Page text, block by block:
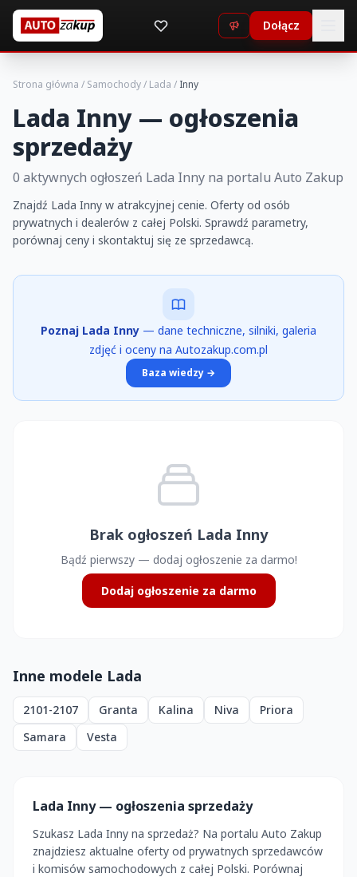
Dołącz
Strona główna / Samochody/ Lada / Inny
Lada Inny — ogłoszenia
sprzedaży
0 aktywnych ogłoszeń Lada Inny na portalu Auto Zakup
Znajdź Lada Inny w atrakcyjnej cenie. Oferty od osób
prywatnych i dealerów z całej Polski. Sprawdź parametry,
porównaj ceny i skontaktuj się ze sprzedawcą.
Poznaj Lada Inny — dane techniczne, silniki, galeria
zdjęć i oceny na Autozakup.com.pl
Baza wiedzy →
Brak ogłoszeń Lada Inny
Bądź pierwszy — dodaj ogłoszenie za darmo!
Dodaj ogłoszenie za darmo
Inne modele Lada
2101-2107 Granta Kalina Niva
Priora
Samara
Vesta
Lada Inny — ogłoszenia sprzedaży
Szukasz Lada Inny na sprzedaż? Na portalu Auto Zakup
znajdziesz aktualne oferty od prywatnych sprzedawców
i komisów samochodowych z całej Polski. Porównaj